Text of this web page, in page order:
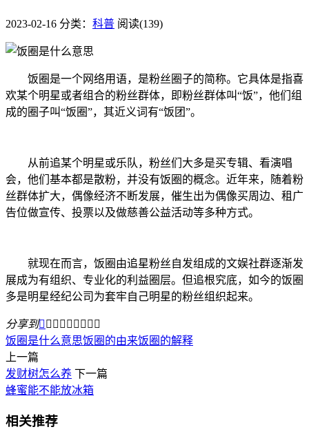
2023-02-16 分类： 科普 阅读(139)
饭圈是一个网络用语，是粉丝圈子的简称。它具体是指喜
欢某个明星或者组合的粉丝群体，即粉丝群体叫“饭”，他们组
成的圈子叫“饭圈”，其近义词有“饭团”。
从前追某个明星或乐队，粉丝们大多是买专辑、看演唱
会，他们基本都是散粉，并没有饭圈的概念。近年来，随着粉
丝群体扩大，偶像经济不断发展，催生出为偶像买周边、租广
告位做宣传、投票以及做慈善公益活动等多种方式。
就现在而言，饭圈由追星粉丝自发组成的文娱社群逐渐发
展成为有组织、专业化的利益圈层。但追根究底，如今的饭圈
多是明星经纪公司为套牢自己明星的粉丝组织起来。
分享到        
饭圈是什么意思饭圈的由来饭圈的解释
上一篇
发财树怎么养 下一篇
蜂蜜能不能放冰箱
相关推荐